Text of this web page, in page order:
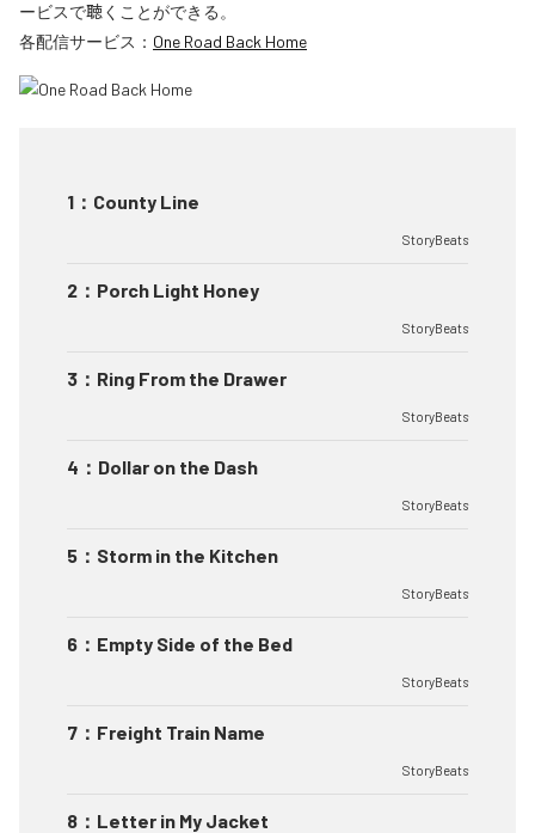
ービスで聴くことができる。
各配信サービス： One Road Back Home
1 ： County Line
StoryBeats
2 ： Porch Light Honey
StoryBeats
3 ： Ring From the Drawer
StoryBeats
4 ： Dollar on the Dash
StoryBeats
5 ： Storm in the Kitchen
StoryBeats
6 ： Empty Side of the Bed
StoryBeats
7 ： Freight Train Name
StoryBeats
8 ： Letter in My Jacket